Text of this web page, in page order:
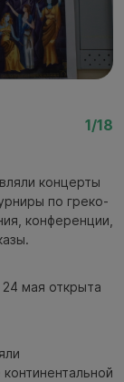
1/18
концерты
по греко-
конференции,
мая открыта